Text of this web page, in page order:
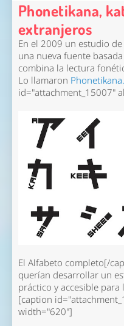
Phonetikana,
extranjeros
En el 2009 un estudio
una nueva fuente
combina la lectura
Lo llamaron Phonetikana.
id="attachment_15007"
El Alfabeto completo[/
querían desarrollar un
práctico y accesible
[caption
width="620"]